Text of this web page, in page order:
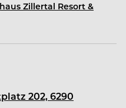
ElisabethHotel–
Zillertal Resort &
202, 6290